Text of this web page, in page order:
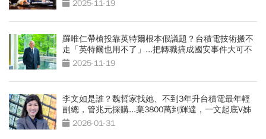
2025-11-19
羅唯仁帶槍投靠英特爾根本假議題？台積電技術搬不
走「英特爾也用不了」...把轉職搞成國安事件大可不
必 2025-11-19
李文如是誰？魏哲家找她、不到3年升台積電最年輕
副總，管兆元採購...棄3800萬到輝達，一文起底V姊
2026-01-31